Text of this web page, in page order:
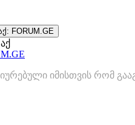
FORUM.GE
იმისთვის რომ